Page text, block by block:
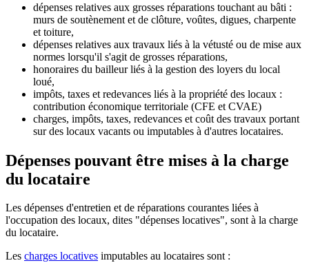
dépenses relatives aux grosses réparations touchant au bâti :
murs de soutènement et de clôture, voûtes, digues, charpente
et toiture,
dépenses relatives aux travaux liés à la vétusté ou de mise aux
normes lorsqu'il s'agit de grosses réparations,
honoraires du bailleur liés à la gestion des loyers du local
loué,
impôts, taxes et redevances liés à la propriété des locaux :
contribution économique territoriale (CFE et CVAE)
charges, impôts, taxes, redevances et coût des travaux portant
sur des locaux vacants ou imputables à d'autres locataires.
Dépenses pouvant être mises à la charge
du locataire
Les dépenses d'entretien et de réparations courantes liées à
l'occupation des locaux, dites "dépenses locatives", sont à la charge
du locataire.
Les charges locatives imputables au locataires sont :